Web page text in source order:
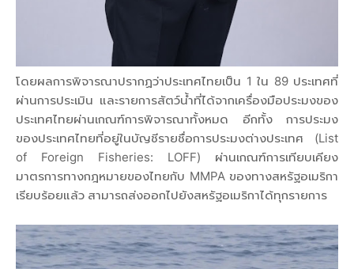
โดยผลการพิจารณาปรากฏว่าประเทศไทยเป็น 1 ใน 89 ประเทศที่
ผ่านการประเมิน และรายการสัตว์น้ำที่ได้จากเครื่องมือประมงของ
ประเทศไทยผ่านเกณฑ์การพิจารณาทั้งหมด อีกทั้ง การประมง
ของประเทศไทยที่อยู่ในบัญชีรายชื่อการประมงต่างประเทศ (List
of Foreign Fisheries: LOFF) ผ่านเกณฑ์การเทียบเคียง
มาตรการทางกฎหมายของไทยกับ MMPA ของทางสหรัฐอเมริกา
เรียบร้อยแล้ว สามารถส่งออกไปยังสหรัฐอเมริกาได้ทุกรายการ